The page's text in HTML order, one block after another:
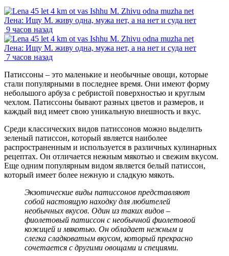
Лена: Ищу М. живу одна, мужа нет, а на нет и суда нет
9 часов назад
Лена: Ищу М. живу одна, мужа нет, а на нет и суда нет
7 часов назад
Патиссоны – это маленькие и необычные овощи, которые
стали популярными в последнее время. Они имеют форму
небольшого арбуза с ребристой поверхностью и круглым
чехлом. Патиссоны бывают разных цветов и размеров, и
каждый вид имеет свою уникальную внешность и вкус.
Среди классических видов патиссонов можно выделить
зеленый патиссон, который является наиболее
распространенным и используется в различных кулинарных
рецептах. Он отличается нежным мякотью и свежим вкусом.
Еще одним популярным видом является белый патиссон,
который имеет более нежную и сладкую мякоть.
Экзотические виды патиссонов представляют
собой настоящую находку для любителей
необычных вкусов. Один из таких видов –
фиолетовый патиссон с необычной фиолетовой
кожицей и мякотью. Он обладает нежным и
слегка сладковатым вкусом, который прекрасно
сочетается с другими овощами и специями.